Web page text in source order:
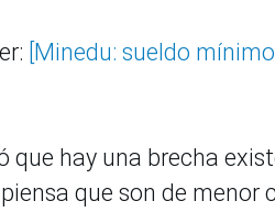
[Minedu: sueldo
que hay una brecha
que son de menor